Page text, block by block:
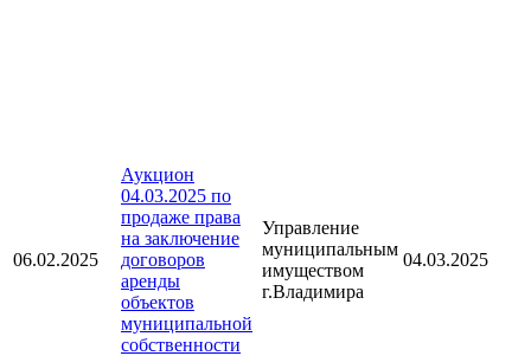
06.02.2025
Аукцион
04.03.2025 по
продаже права
на заключение
договоров
аренды
объектов
муниципальной
собственности
Управление
муниципальным
имуществом
г.Владимира
04.03.2025